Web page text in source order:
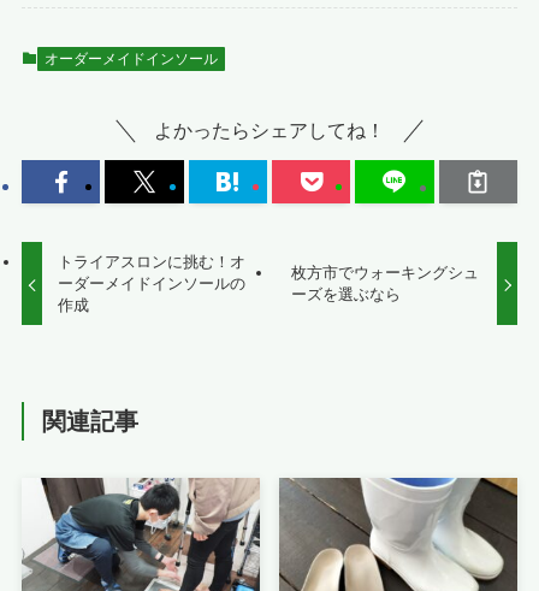
オーダーメイドインソール
よかったらシェアしてね！
トライアスロンに挑む！オ
ーダーメイドインソールの
作成
枚方市でウォーキングシュ
ーズを選ぶなら
関連記事